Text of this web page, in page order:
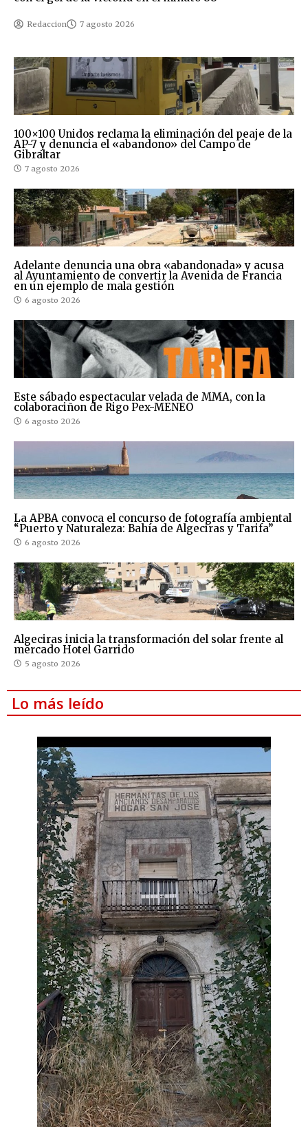
Redaccion 7 agosto 2026
100×100 Unidos reclama la eliminación del peaje de la
AP-7 y denuncia el «abandono» del Campo de
Gibraltar
7 agosto 2026
Adelante denuncia una obra «abandonada» y acusa
al Ayuntamiento de convertir la Avenida de Francia
en un ejemplo de mala gestión
6 agosto 2026
Este sábado espectacular velada de MMA, con la
colaboraciñon de Rigo Pex-MENEO
6 agosto 2026
La APBA convoca el concurso de fotografía ambiental
“Puerto y Naturaleza: Bahía de Algeciras y Tarifa”
6 agosto 2026
Algeciras inicia la transformación del solar frente al
mercado Hotel Garrido
5 agosto 2026
Lo más leído